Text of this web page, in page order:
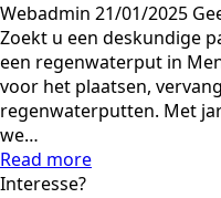
Webadmin 21/01/2025
Zoekt u een deskundige
een regenwaterput in
voor het plaatsen,
regenwaterputten. Met
we…
Read more
Interesse?